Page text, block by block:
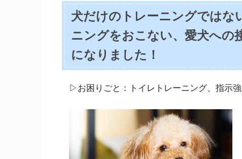
犬だけのトレーニングではな
ニングをおこない、愛犬への
になりました！
▷お困りごと： トイレトレーニング、指示